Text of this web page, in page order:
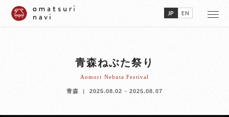
JP EN
青森ねぶた祭り
Aomori Nebuta Festival
青森 2025.08.02 - 2025.08.07